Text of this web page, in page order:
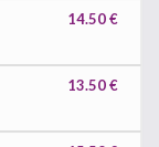
14.50 €
13.50 €